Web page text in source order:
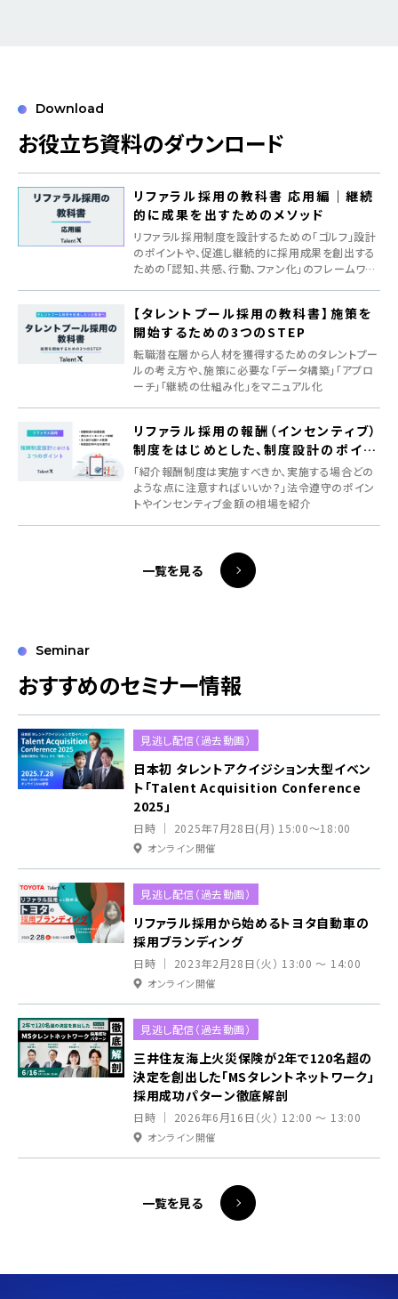
Download
お役立ち資料のダウンロード
リファラル採用の教科書 応用編｜継続
的に成果を出すためのメソッド
リファラル採用制度を設計するための「ゴルフ」設計
のポイントや、促進し継続的に採用成果を創出する
ための「認知、共感、行動、ファン化」のフレームワー
【タレントプール採用の教科書】施策を
開始するための3つのSTEP
転職潜在層から人材を獲得するためのタレントプー
ルの考え方や、施策に必要な「データ構築」「アプロ
ーチ」「継続の仕組み化」をマニュアル化
リファラル採用の報酬（インセンティブ）
制度をはじめとした、制度設計のポイン
ト
「紹介報酬制度は実施すべきか、実施する場合どの
ような点に注意すればいいか？」法令遵守のポイン
トやインセンティブ金額の相場を紹介
一覧を見る
Seminar
おすすめのセミナー情報
見逃し配信（過去動画）
日本初 タレントアクイジション大型イベン
ト「Talent Acquisition Conference
2025」
日時 ｜ 2025年7月28日(月) 15:00～18:00
オンライン開催
見逃し配信（過去動画）
リファラル採用から始めるトヨタ自動車の
採用ブランディング
日時 ｜ 2023年2月28日（火） 13:00 ～ 14:00
オンライン開催
見逃し配信（過去動画）
三井住友海上火災保険が2年で120名超の
決定を創出した「MSタレントネットワーク」
採用成功パターン徹底解剖
日時 ｜ 2026年6月16日（火） 12:00 ～ 13:00
オンライン開催
一覧を見る